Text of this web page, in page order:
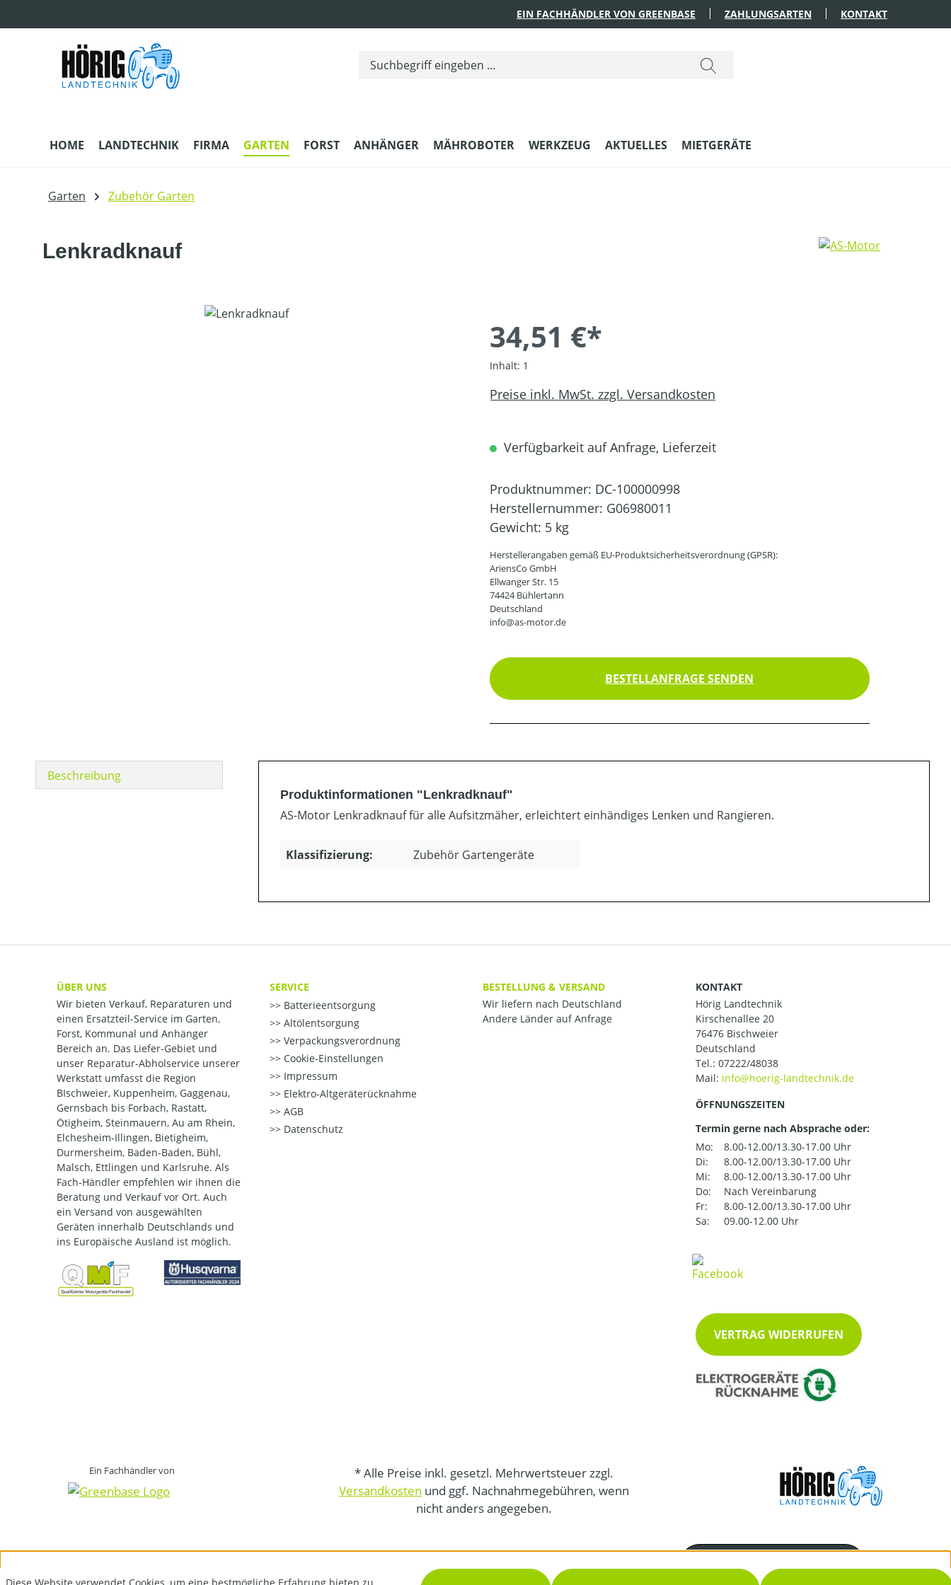
EIN FACHHÄNDLER VON GREENBASE ZAHLUNGSARTEN KONTAKT
HOME LANDTECHNIK FIRMA GARTEN FORST ANHÄNGER MÄHROBOTER WERKZEUG AKTUELLES MIETGERÄTE
Garten Zubehör Garten
Lenkradknauf
34,51 €*
Inhalt: 1
Preise inkl. MwSt. zzgl. Versandkosten
Verfügbarkeit auf Anfrage, Lieferzeit
Produktnummer: DC-100000998
Herstellernummer: G06980011
Gewicht: 5 kg
Herstellerangaben gemäß EU-Produktsicherheitsverordnung (GPSR):
AriensCo GmbH
Ellwanger Str. 15
74424 Bühlertann
Deutschland
info@as-motor.de
BESTELLANFRAGE SENDEN
Beschreibung
Produktinformationen "Lenkradknauf"
AS-Motor Lenkradknauf für alle Aufsitzmäher, erleichtert einhändiges Lenken und Rangieren.
Klassifizierung: Zubehör Gartengeräte
ÜBER UNS
Wir bieten Verkauf, Reparaturen und
einen Ersatzteil-Service im Garten,
Forst, Kommunal und Anhänger
Bereich an. Das Liefer-Gebiet und
unser Reparatur-Abholservice unserer
Werkstatt umfasst die Region
BIschweier, Kuppenheim, Gaggenau,
Gernsbach bis Forbach, Rastatt,
Ötigheim, Steinmauern, Au am Rhein,
Elchesheim-Illingen, Bietigheim,
Durmersheim, Baden-Baden, Bühl,
Malsch, Ettlingen und Karlsruhe. Als
Fach-Händler empfehlen wir ihnen die
Beratung und Verkauf vor Ort. Auch
ein Versand von ausgewählten
Geräten innerhalb Deutschlands und
ins Europäische Ausland ist möglich.
SERVICE
Batterieentsorgung
Altölentsorgung
Verpackungsverordnung
Cookie-Einstellungen
Impressum
Elektro-Altgeräterücknahme
AGB
Datenschutz
BESTELLUNG & VERSAND
Wir liefern nach Deutschland
Andere Länder auf Anfrage
KONTAKT
Hörig Landtechnik
Kirschenallee 20
76476 Bischweier
Deutschland
Tel.: 07222/48038
Mail:
ÖFFNUNGSZEITEN
Termin gerne nach Absprache oder:
Mo:
8.00-12.00/13.30-17.00 Uhr
Di:
8.00-12.00/13.30-17.00 Uhr
Mi:
8.00-12.00/13.30-17.00 Uhr
Do:
Nach Vereinbarung
Fr:
8.00-12.00/13.30-17.00 Uhr
Sa:
09.00-12.00 Uhr
VERTRAG WIDERRUFEN
Ein Fachhändler von
* Alle Preise inkl. gesetzl. Mehrwertsteuer zzgl.
Versandkosten und ggf. Nachnahmegebühren, wenn
nicht anders angegeben.
07222/48038